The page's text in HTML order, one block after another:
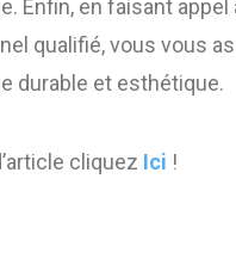
Enfin, en faisant appel
qualifié, vous vous
durable et esthétique.
cliquez Ici !